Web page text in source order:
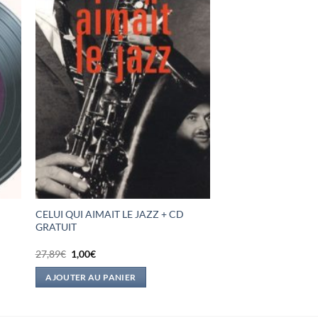
CELUI QUI AIMAIT LE JAZZ + CD
GRATUIT
27,89€ Le
prix
initial
était :
1,00€Le
actuel
est :
AJOUTER AU PANIER